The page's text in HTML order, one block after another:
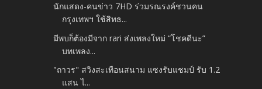
นักแสดง-คนข่าว 7HD ร่วมรณรงค์ชวนคน
กรุงเทพฯ ใช้สิทธ...
มีพบก็ต้องมีจาก rari ส่งเพลงใหม่ “โชคดีนะ”
บทเพลง...
"ถาวร" สวิงสะเทือนสนาม แซงรับแชมป์ รับ 1.2
แสน ไ...